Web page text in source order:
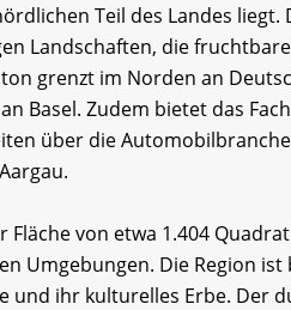
Teil des Landes
Landschaften, die
grenzt im Norden an
Basel. Zudem bietet das
über die
Fläche von etwa 1.404
Umgebungen. Die Region
und ihr kulturelles Erbe. Der